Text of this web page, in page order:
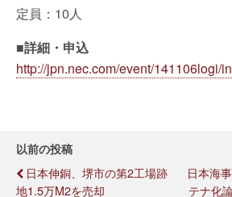
定員：10人
■詳細・申込
http://jpn.nec.com/event/141106logi/
以前の投稿
日本伸銅、堺市の第2工場跡
地1.5万m2を売却
日本海
テナ化